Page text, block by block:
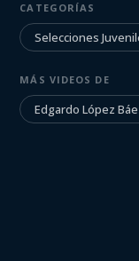
Edgardo
CATEGORÍAS
Selecciones
MÁS VIDEOS DE
Edgardo López